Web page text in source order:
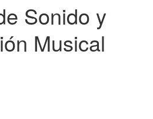
Sonido y
Musical